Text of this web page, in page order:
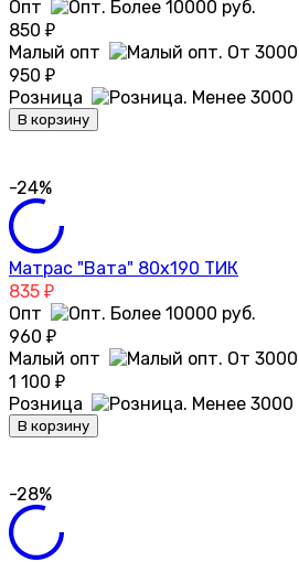
Опт
850 ₽
Малый опт
950 ₽
Розница
В корзину
-24%
Матрас "Вата" 80х190 ТИК
835 ₽
Опт
960 ₽
Малый опт
1 100 ₽
Розница
В корзину
-28%